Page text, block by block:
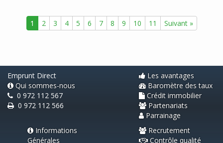
février 2010 (1)
septembre 2009 (2)
1 2 3 4 5 6 7 8 9 10 11 Suivant »
Emprunt Direct
Qui sommes-nous
0 972 112 567
0 972 112 566
Les avantages
Baromètre des taux
Crédit immobilier
Partenariats
Parrainage
Informations
Générales
Recrutement
Contrôle qualité